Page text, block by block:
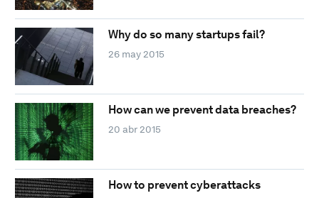
Why do so many startups fail?
26 may 2015
How can we prevent data breaches?
20 abr 2015
How to prevent cyberattacks